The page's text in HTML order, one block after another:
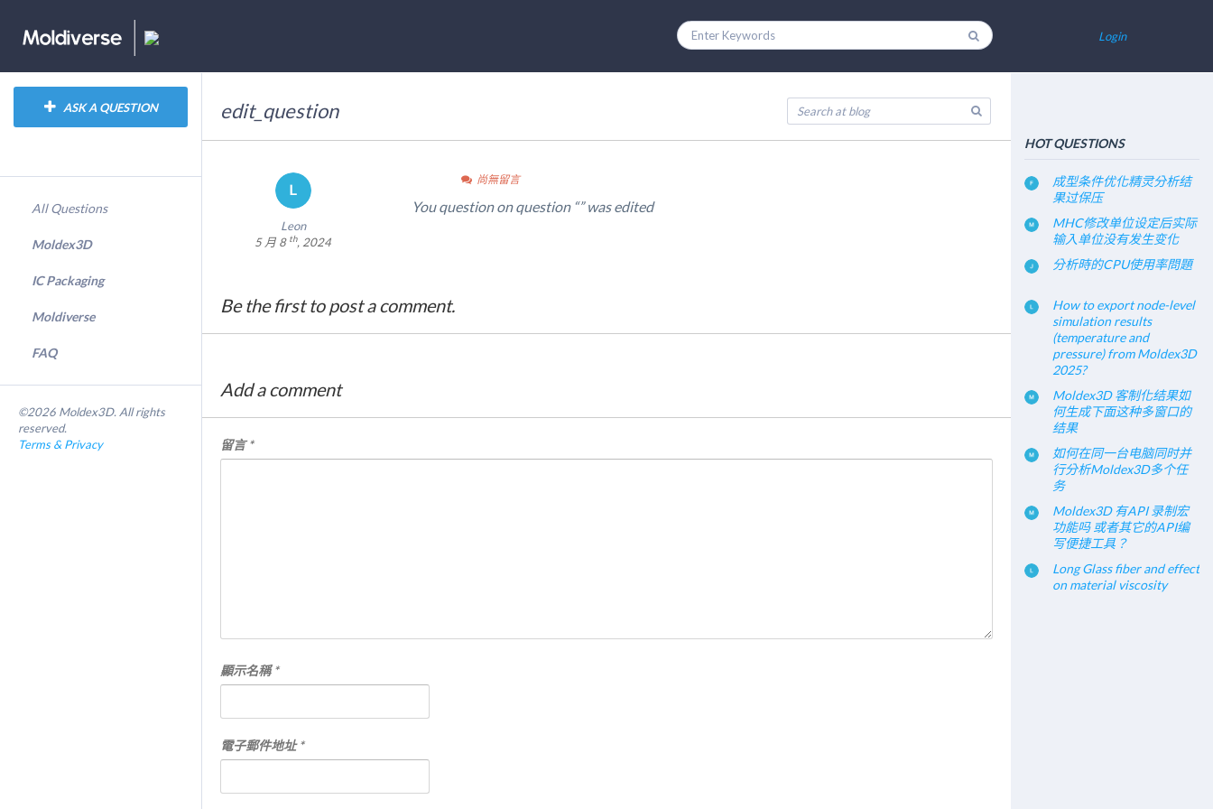
Login
ASK A QUESTION
All Questions
Moldex3D
IC Packaging
Moldiverse
FAQ
©2026 Moldex3D. All rights
reserved.
Terms & Privacy
edit_question
Leon
5 月 8 th, 2024
尚無留言
You question on question “” was edited
Be the first to post a comment.
Add a comment
留言*
顯示名稱*
電子郵件地址*
HOT QUESTIONS
成型条件优化精灵分析结
果过保压
MHC修改单位设定后实际
输入单位没有发生变化
分析時的CPU使用率問題
How to export node-level
simulation results
(temperature and
pressure) from Moldex3D
2025?
Moldex3D 客制化结果如
何生成下面这种多窗口的
结果
如何在同一台电脑同时并
行分析Moldex3D多个任
务
Moldex3D 有API 录制宏
功能吗 或者其它的API编
写便捷工具？
Long Glass fiber and effect
on material viscosity